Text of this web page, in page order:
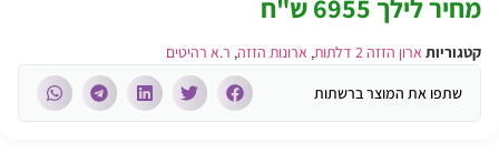
מחיר לילך 6955 ש"ח
קטגוריות ארון הזזה 2 דלתות , ארונות הזזה, ר.א רהיטים
שתפו את המוצר ברשתות